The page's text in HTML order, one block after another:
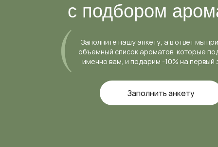
Заполните нашу анкету, а в ответ мы пришлем
объемный список ароматов, которые подходят
именно вам, и подарим -10% на первый заказ
Заполнить анкету